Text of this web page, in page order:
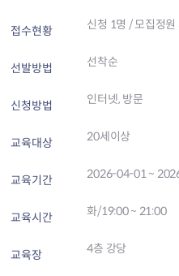
접수현황 신청 1명 / 모집정원
선발방법 선착순
신청방법 인터넷, 방문
교육대상 20세이상
교육기간 2026-04-01 ~
교육시간 화/19:00 ~ 21:00
교육장 4층 강당